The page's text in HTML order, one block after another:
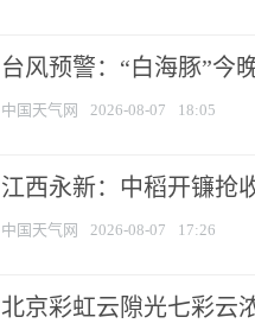
台风预警：“白海豚”今
中国天气网 2026-08-07 18:05
江西永新：中稻开镰抢
中国天气网 2026-08-07 17:26
北京彩虹云隙光七彩云